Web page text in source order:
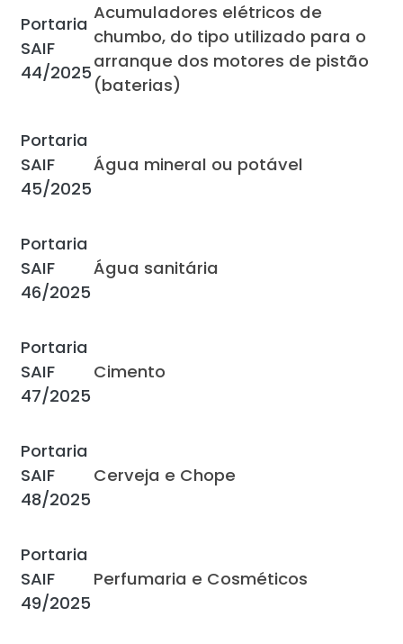
Portaria
SAIF
44/2025
Acumuladores elétricos de
chumbo, do tipo utilizado para o
arranque dos motores de pistão
(baterias)
Portaria
SAIF
45/2025
Água mineral ou potável
Portaria
SAIF
46/2025
Água sanitária
Portaria
SAIF
47/2025
Cimento
Portaria
SAIF
48/2025
Cerveja e Chope
Portaria
SAIF
49/2025
Perfumaria e Cosméticos